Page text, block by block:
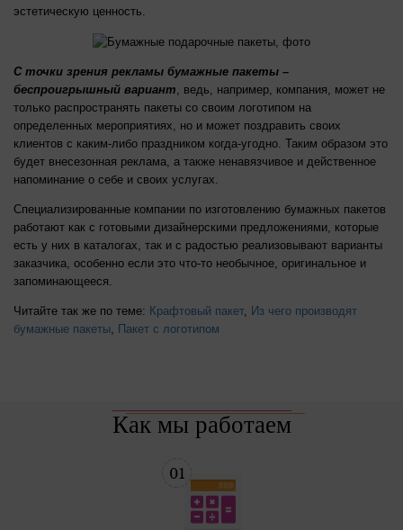
эстетическую ценность.
С точки зрения рекламы бумажные пакеты –
беспроигрышный вариант , ведь, например, компания, может не
только распространять пакеты со своим логотипом на
определенных мероприятиях, но и может поздравить своих
клиентов с каким-либо праздником когда-угодно. Таким образом это
будет внесезонная реклама, а также ненавязчивое и действенное
напоминание о себе и своих услугах.
Специализированные компании по изготовлению бумажных пакетов
работают как с готовыми дизайнерскими предложениями, которые
есть у них в каталогах, так и с радостью реализовывают варианты
заказчика, особенно если это что-то необычное, оригинальное и
запоминающееся.
Читайте так же по теме: Крафтовый пакет, Из чего производят
бумажные пакеты Пакет с логотипом
Как мы работаем